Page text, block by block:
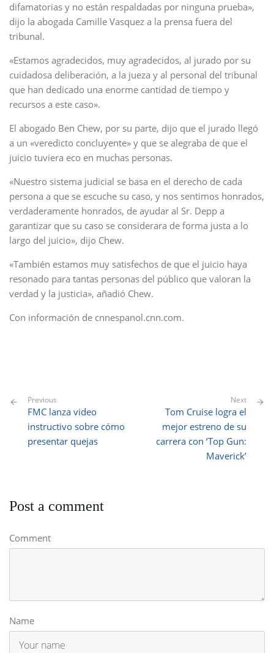
difamatorias y no están respaldadas por ninguna prueba»,
dijo la abogada Camille Vasquez a la prensa fuera del
tribunal.
«Estamos agradecidos, muy agradecidos, al jurado por su
cuidadosa deliberación, a la jueza y al personal del tribunal
que han dedicado una enorme cantidad de tiempo y
recursos a este caso».
El abogado Ben Chew, por su parte, dijo que el jurado llegó
a un «veredicto concluyente» y que se alegraba de que el
juicio tuviera eco en muchas personas.
«Nuestro sistema judicial se basa en el derecho de cada
persona a que se escuche su caso, y nos sentimos honrados,
verdaderamente honrados, de ayudar al Sr. Depp a
garantizar que su caso se considerara de forma justa a lo
largo del juicio», dijo Chew.
«También estamos muy satisfechos de que el juicio haya
resonado para tantas personas del público que valoran la
verdad y la justicia», añadió Chew.
Con información de cnnespanol.cnn.com.
Previous
FMC lanza video
instructivo sobre cómo
presentar quejas
Next
Tom Cruise logra el
mejor estreno de su
carrera con ‘Top Gun:
Maverick’
Post a comment
Comment
Name